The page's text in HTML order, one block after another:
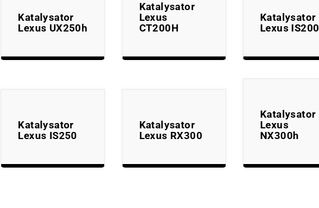
Katalysator
Lexus UX250h
Katalysator
Lexus
CT200H
Katalysator
Lexus IS200
Katalysator
Lexus IS250
Katalysator
Lexus RX300
Katalysator
Lexus
NX300h